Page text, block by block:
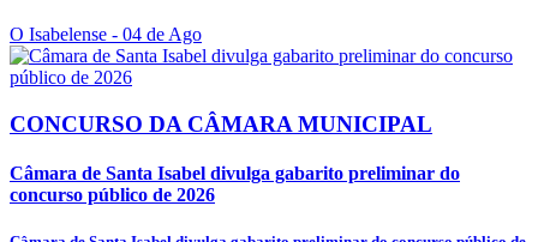
O Isabelense - 04 de Ago
CONCURSO DA CÂMARA MUNICIPAL
Câmara de Santa Isabel divulga gabarito preliminar do
concurso público de 2026